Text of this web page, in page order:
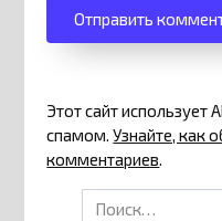
Этот сайт использует
спамом.Узнайте, как
комментариев.
Search